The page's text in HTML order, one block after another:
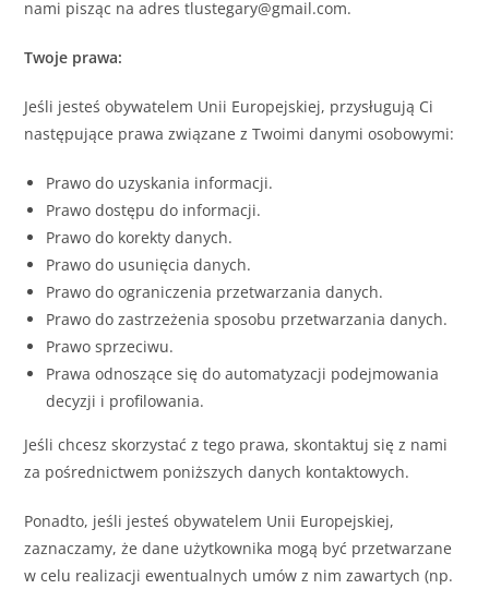
nami pisząc na adres tlustegary@gmail.com.
Twoje prawa:
Jeśli jesteś obywatelem Unii Europejskiej, przysługują Ci
następujące prawa związane z Twoimi danymi osobowymi:
Prawo do uzyskania informacji.
Prawo dostępu do informacji.
Prawo do korekty danych.
Prawo do usunięcia danych.
Prawo do ograniczenia przetwarzania danych.
Prawo do zastrzeżenia sposobu przetwarzania danych.
Prawo sprzeciwu.
Prawa odnoszące się do automatyzacji podejmowania
decyzji i profilowania.
Jeśli chcesz skorzystać z tego prawa, skontaktuj się z nami
za pośrednictwem poniższych danych kontaktowych.
Ponadto, jeśli jesteś obywatelem Unii Europejskiej,
zaznaczamy, że dane użytkownika mogą być przetwarzane
w celu realizacji ewentualnych umów z nim zawartych (np.